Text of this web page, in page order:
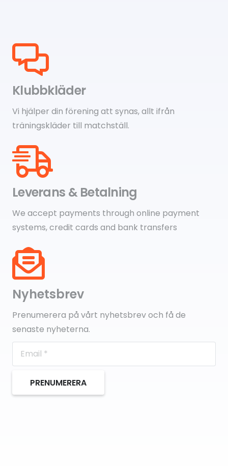
Klubbkläder
Vi hjälper din förening att synas, allt ifrån
träningskläder till matchställ.
Leverans & Betalning
We accept payments through online payment
systems, credit cards and bank transfers
Nyhetsbrev
Prenumerera på vårt nyhetsbrev och få de
senaste nyheterna.
PRENUMERERA